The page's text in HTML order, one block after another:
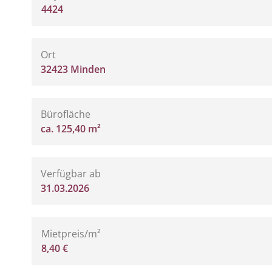
4424
Ort
32423 Minden
Bürofläche
ca. 125,40 m²
Verfügbar ab
31.03.2026
Mietpreis/m²
8,40 €